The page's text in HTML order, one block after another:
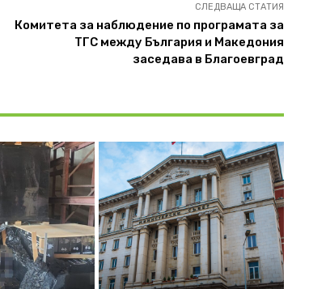
СЛЕДВАЩА СТАТИЯ
Комитета за наблюдение по програмата за
ТГС между България и Македония
заседава в Благоевград